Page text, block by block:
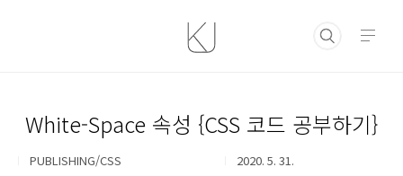
White-Space 속성 {CSS 코드 공부하기}
PUBLISHING/CSS 2020. 5. 31.